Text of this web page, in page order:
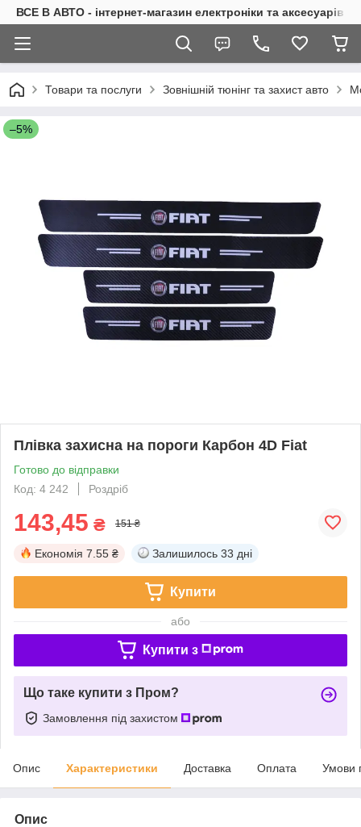
ВСЕ В АВТО - інтернет-магазин електроніки та аксесуарів в
Товари та послуги Зовнішній тюнінг та захист авто
–5%
Плівка захисна на пороги Карбон 4D Fiat
Готово до відправки
Код: 4 242
Роздріб
143,45 ₴ 151 ₴
Економія 7.55 ₴ Залишилось 33 дні
Купити
або
Купити з
Що таке купити з Пром?
Замовлення під захистом
Опис Характеристики Доставка Оплата Умови
Опис